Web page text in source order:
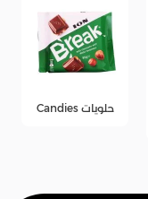
حلويات Candies